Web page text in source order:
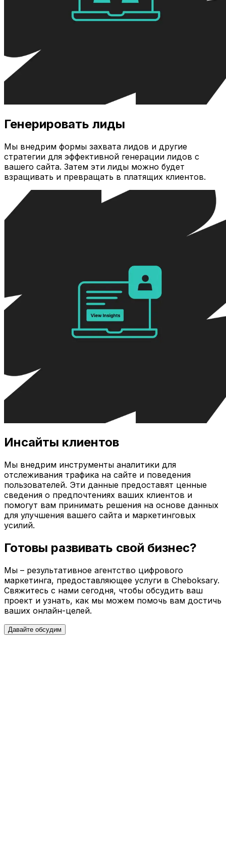
Генерировать лиды
Мы внедрим формы захвата лидов и другие
стратегии для эффективной генерации лидов с
вашего сайта. Затем эти лиды можно будет
взращивать и превращать в платящих клиентов.
Инсайты клиентов
Мы внедрим инструменты аналитики для
отслеживания трафика на сайте и поведения
пользователей. Эти данные предоставят ценные
сведения о предпочтениях ваших клиентов и
помогут вам принимать решения на основе данных
для улучшения вашего сайта и маркетинговых
усилий.
Готовы развивать свой бизнес?
Мы – результативное агентство цифрового
маркетинга, предоставляющее услуги в Cheboksary.
Свяжитесь с нами сегодня, чтобы обсудить ваш
проект и узнать, как мы можем помочь вам достичь
ваших онлайн-целей.
Давайте обсудим